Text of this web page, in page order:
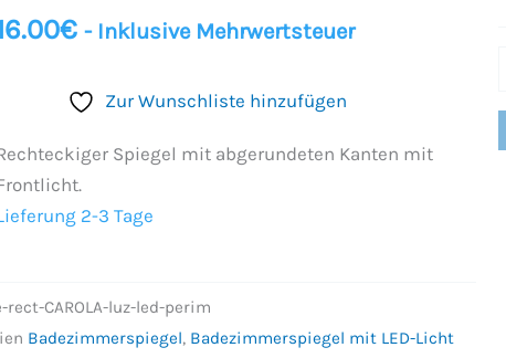
€ - Inklusive Mehrwertsteuer
Zur Wunschliste hinzufügen
Spiegel mit abgerundeten Kanten mit
2-3 Tage
rect-CAROLA-luz-led-perim
Badezimmerspiegel, Badezimmerspiegel mit LED-Licht